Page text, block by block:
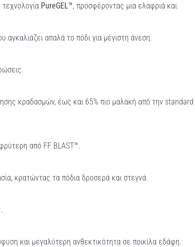
τεχνολογία PureGEL™, προσφέροντας μια ελαφριά και
απαλά το πόδι για μέγιστη άνεση.
κραδασμών, έως και 65% πιο μαλακή από την standard
από FF BLAST™.
κρατώντας τα πόδια δροσερά και στεγνά.
και μεγαλύτερη ανθεκτικότητα σε ποικίλα εδάφη.